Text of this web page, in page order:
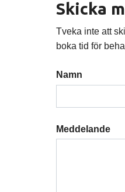
Skicka
Tveka inte att
boka tid för
Namn
Meddelande